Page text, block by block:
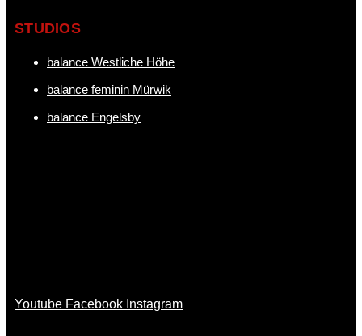
STUDIOS
balance Westliche Höhe
balance feminin Mürwik
balance Engelsby
Youtube Facebook Instagram